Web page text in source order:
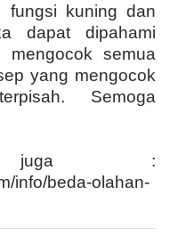
fungsi kuning dan
dapat dipahami
semua
yang mengocok
Semoga
:
info/beda-olahan-